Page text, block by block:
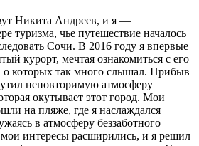
Никита Андреев, и я —
туризма, чье путешествие началось
Сочи. В 2016 году я впервые
курорт, мечтая ознакомиться с его
о которых так много слышал. Прибыв
неповторимую атмосферу
окутывает этот город. Мои
на пляже, где я наслаждался
в атмосферу беззаботного
интересы расширились, и я решил